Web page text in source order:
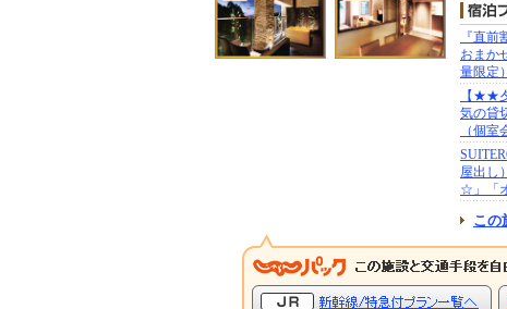
『直
おまか
量限定
【★★
気の貸
（個室
屋出し
☆」「
この